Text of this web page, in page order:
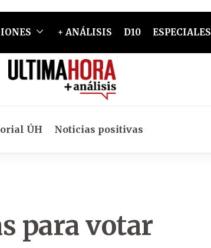
+ ANÁLISIS D10 ESPECIALES
ÚH Noticias positivas
para votar